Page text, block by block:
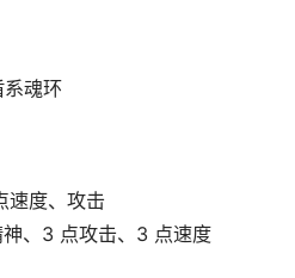
魂环
速度、攻击
、3 点攻击、3 点速度